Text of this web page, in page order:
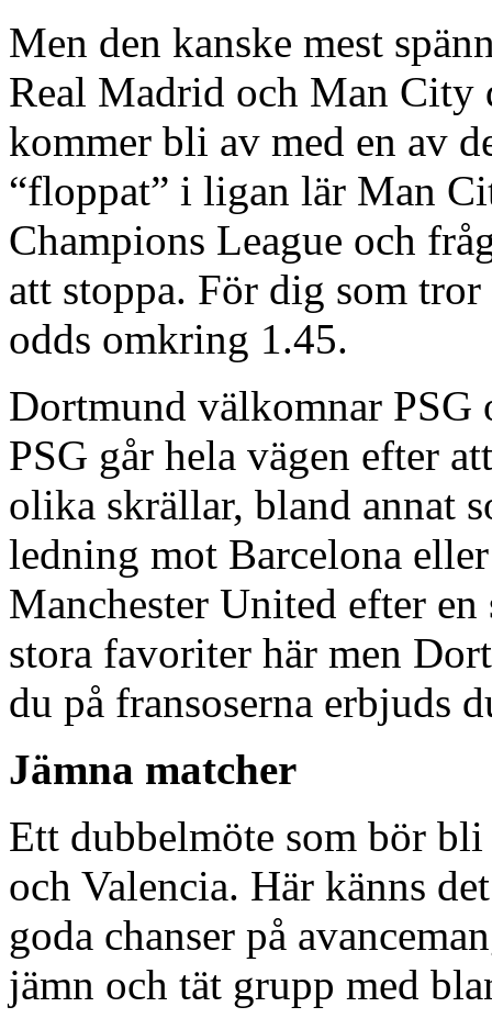
Men den kanske mest
Real Madrid och Man City
kommer bli av med en av
“floppat” i ligan lär Man
Champions League och
att stoppa. För dig som
odds omkring 1.45.
Dortmund välkomnar PSG
PSG går hela vägen efter
olika skrällar, bland annat
ledning mot Barcelona
Manchester United efter
stora favoriter här men
du på fransoserna erbjuds
Jämna matcher
Ett dubbelmöte som bör
och Valencia. Här känns
goda chanser på
jämn och tät grupp med